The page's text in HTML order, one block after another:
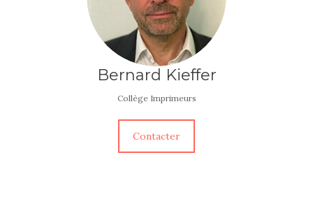
Bernard Kieffer
Collège Imprimeurs
Contacter